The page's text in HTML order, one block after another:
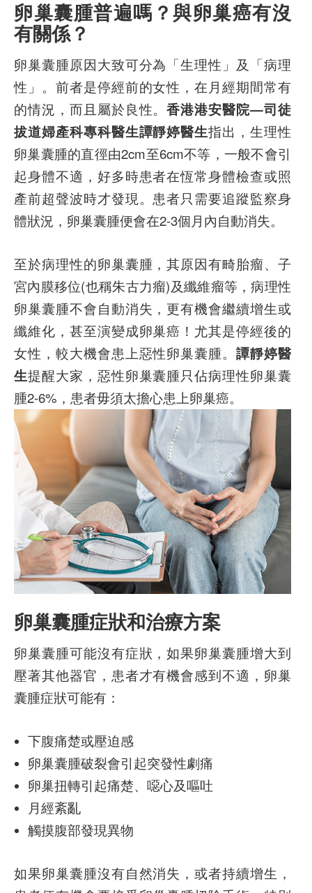
卵巢囊腫普遍嗎？與卵巢癌有沒
有關係？
卵巢囊腫原因大致可分為「生理性」及「病理
性」。前者是停經前的女性，在月經期間常有
的情況，而且屬於良性。香港港安醫院—司徒
拔道婦產科專科醫生譚靜婷醫生指出，生理性
卵巢囊腫的直徑由2cm至6cm不等，一般不會引
起身體不適，好多時患者在恆常身體檢查或照
產前超聲波時才發現。患者只需要追蹤監察身
體狀況，卵巢囊腫便會在2-3個月內自動消失。
至於病理性的卵巢囊腫，其原因有畸胎瘤、子
宮內膜移位(也稱朱古力瘤)及纖維瘤等，病理性
卵巢囊腫不會自動消失，更有機會繼續增生或
纖維化，甚至演變成卵巢癌！尤其是停經後的
女性，較大機會患上惡性卵巢囊腫。譚靜婷醫
生提醒大家，惡性卵巢囊腫只佔病理性卵巢囊
腫2-6%，患者毋須太擔心患上卵巢癌。
卵巢囊腫症狀和治療方案
卵巢囊腫可能沒有症狀，如果卵巢囊腫增大到
壓著其他器官，患者才有機會感到不適，卵巢
囊腫症狀可能有：
下腹痛楚或壓迫感
卵巢囊腫破裂會引起突發性劇痛
卵巢扭轉引起痛楚、噁心及嘔吐
月經紊亂
觸摸腹部發現異物
如果卵巢囊腫沒有自然消失，或者持續增生，